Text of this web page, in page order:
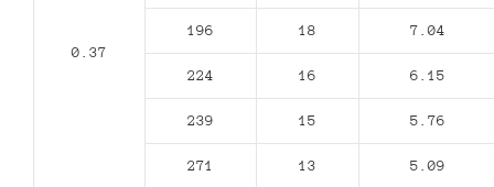
0.37
196 18 7.04
224 16 6.15
239 15 5.76
271 13 5.09